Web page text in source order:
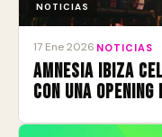
NOTICIAS
17 Ene 2026 NOTICIAS
Amnesia Ibiza
con una